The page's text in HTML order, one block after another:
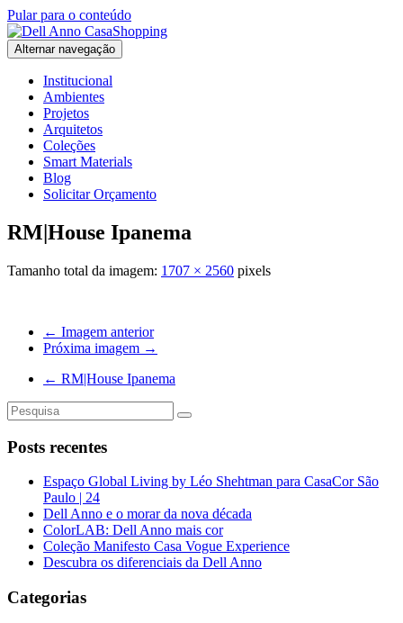
Pular para o conteúdo
Alternar navegação
Institucional
Ambientes
Projetos
Arquitetos
Coleções
Smart Materials
Blog
Solicitar Orçamento
RM|House Ipanema
Tamanho total da imagem: 1707 × 2560 pixels
← Imagem anterior
Próxima imagem →
← RM|House Ipanema
Posts recentes
Espaço Global Living by Léo Shehtman para CasaCor São
Paulo | 24
Dell Anno e o morar da nova década
ColorLAB: Dell Anno mais cor
Coleção Manifesto Casa Vogue Experience
Descubra os diferenciais da Dell Anno
Categorias